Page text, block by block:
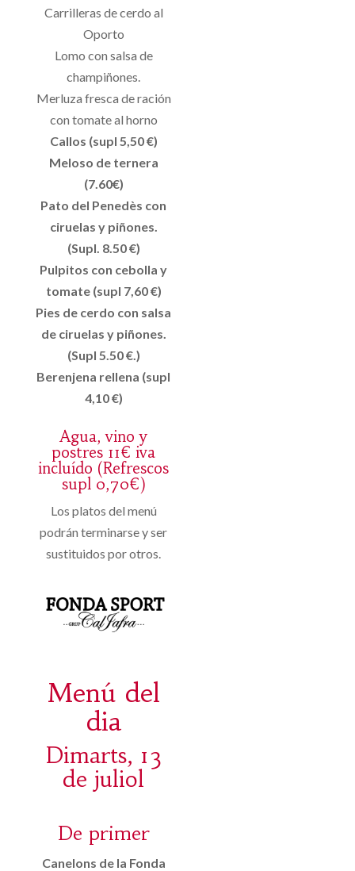
Carrilleras de cerdo al
Oporto
Lomo con salsa de
champiñones.
Merluza fresca de ración
con tomate al horno
Callos (supl 5,50 €)
Meloso de ternera
(7.60€)
Pato del Penedès con
ciruelas y piñones.
(Supl. 8.50 €)
Pulpitos con cebolla y
tomate (supl 7,60 €)
Pies de cerdo con salsa
de ciruelas y piñones.
(Supl 5.50 €.)
Berenjena rellena (supl
4,10 €)
Agua, vino y
postres 11€ iva
incluído (Refrescos
supl 0,70€)
Los platos del menú
podrán terminarse y ser
sustituidos por otros.
Menú del
dia
Dimarts, 13
de juliol
De primer
Canelons de la Fonda